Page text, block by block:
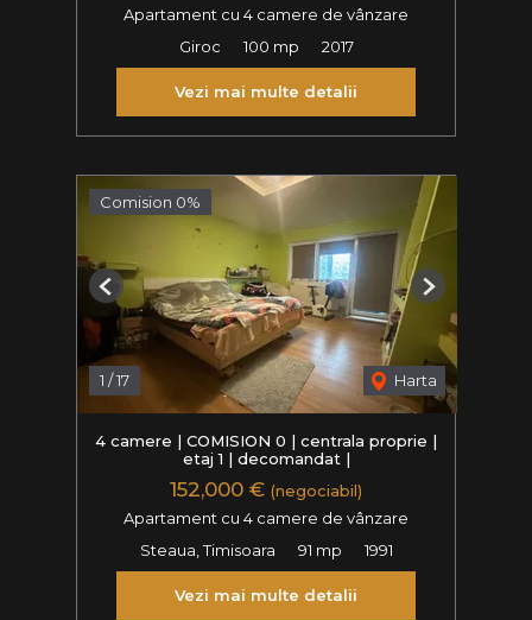
Apartament cu 4 camere de vânzare
Giroc
100 mp 2017
Vezi mai multe detalii
Comision 0%
1 /17 Harta
Previous Next
4 camere | COMISION 0 | centrala proprie |
etaj 1 | decomandat |
152,000 € (negociabil)
Apartament cu 4 camere de vânzare
Steaua, Timisoara
91 mp 1991
Vezi mai multe detalii